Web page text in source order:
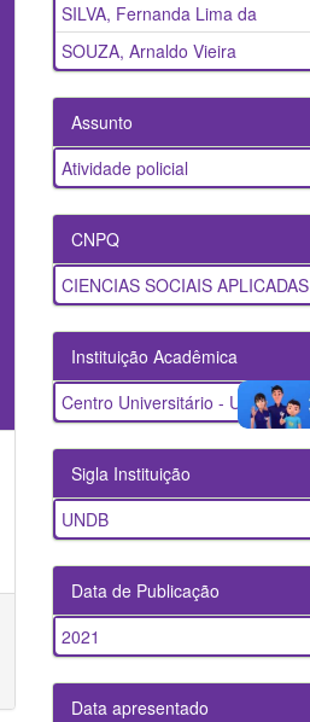
SILVA, Fernanda Lima da
SOUZA, Arnaldo Vieira
Assunto
Atividade policial
CNPQ
CIENCIAS SOCIAIS APLICADAS
Instituição Acadêmica
Centro Universitário - UNDB
Sigla Instituição
UNDB
Data de Publicação
2021
Data apresentado